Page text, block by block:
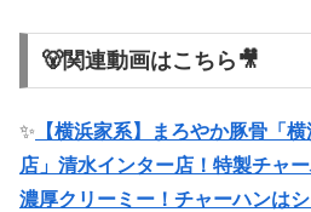
🐻関連動画はこちら🎥
✨ 【横浜家系】まろやか豚骨「
店」清水インター店！特製チャ
濃厚クリーミー！チャーハンは